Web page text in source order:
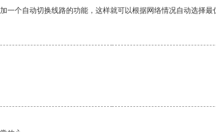
个自动切换线路的功能，这样就可以根据网络情况自动选择最